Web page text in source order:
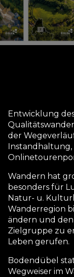
Entwicklung
der
Wandern hat
besonders für
Natur- u.
Wanderregion
ändern und
Zielgruppe zu
Leben gerufen.
Bodendübel
Wegweiser im